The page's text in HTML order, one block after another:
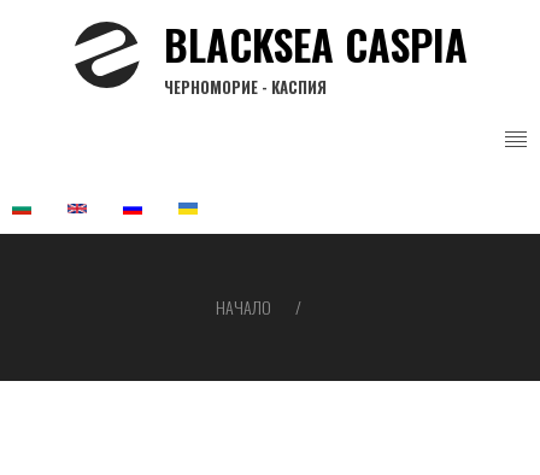
BLACKSEA CASPIA
ЧЕРНОМОРИЕ - КАСПИЯ
НАЧАЛО